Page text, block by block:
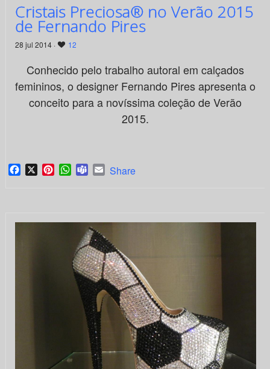
Cristais Preciosa® no Verão 2015
de Fernando Pires
28 jul 2014 · 12
Conhecido pelo trabalho autoral em calçados
femininos, o designer Fernando Pires apresenta o
conceito para a novíssima coleção de Verão
2015.
Facebook
X PinterestWhatsApp
TeamsEmail
Share